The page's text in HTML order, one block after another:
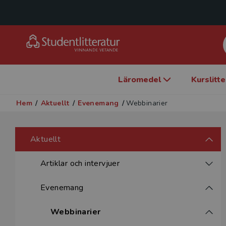
Läromedel
Hem / Aktuellt / Evenemang / Webbinarier
Aktuellt
Artiklar och intervjuer
Evenemang
Webbinarier